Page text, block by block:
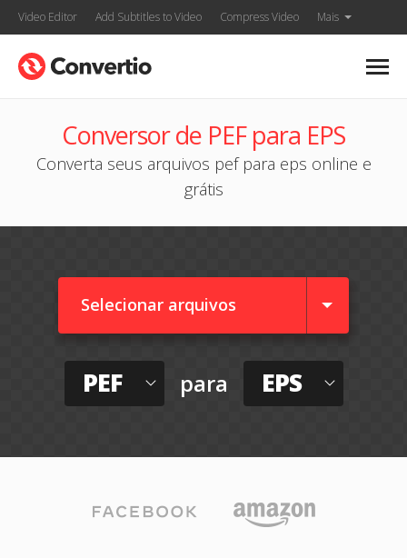
Video Editor Add Subtitles to Video Compress Video Mais
Conversor de PEF para EPS
Converta seus arquivos pef para eps online e
grátis
Selecionar arquivos
PEF para EPS